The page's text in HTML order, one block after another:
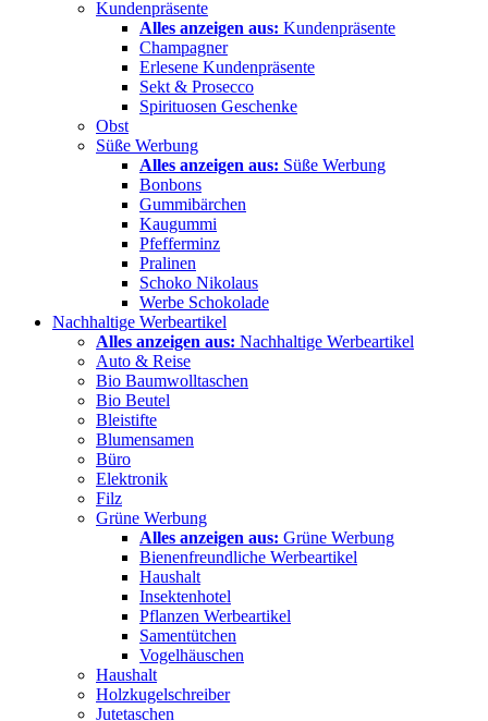
Kundenpräsente
Alles anzeigen aus: Kundenpräsente
Champagner
Erlesene Kundenpräsente
Sekt & Prosecco
Spirituosen Geschenke
Obst
Süße Werbung
Alles anzeigen aus: Süße Werbung
Bonbons
Gummibärchen
Kaugummi
Pfefferminz
Pralinen
Schoko Nikolaus
Werbe Schokolade
Nachhaltige Werbeartikel
Alles anzeigen aus: Nachhaltige Werbeartikel
Auto & Reise
Bio Baumwolltaschen
Bio Beutel
Bleistifte
Blumensamen
Büro
Elektronik
Filz
Grüne Werbung
Alles anzeigen aus: Grüne Werbung
Bienenfreundliche Werbeartikel
Haushalt
Insektenhotel
Pflanzen Werbeartikel
Samentütchen
Vogelhäuschen
Haushalt
Holzkugelschreiber
Jutetaschen